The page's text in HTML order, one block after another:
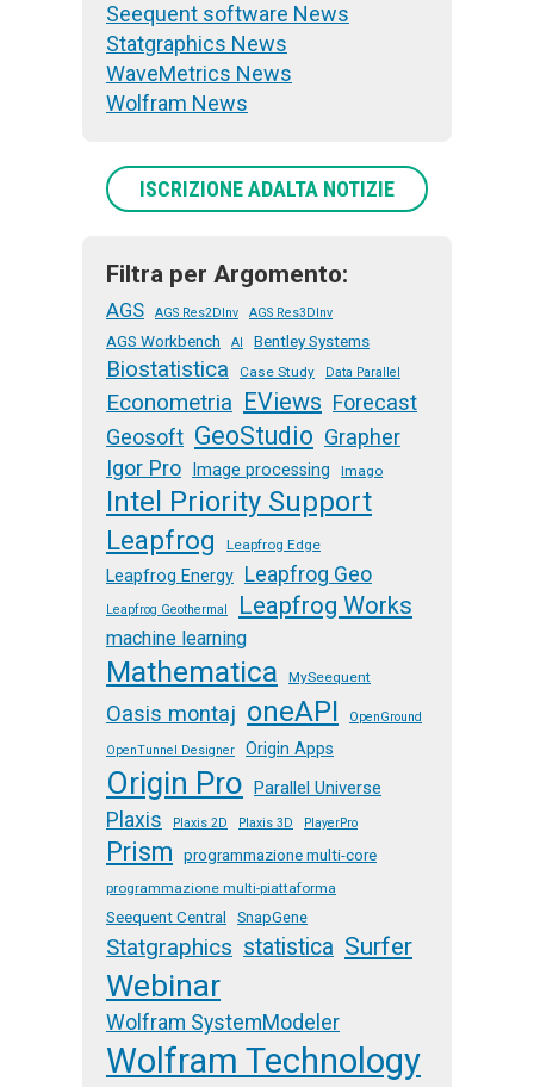
Seequent software News
Statgraphics News
WaveMetrics News
Wolfram News
ISCRIZIONE ADALTA NOTIZIE
Filtra per Argomento:
AGS AGS Res2DInv AGS Res3DInv
AGS Workbench AI Bentley Systems
Biostatistica Case Study Data Parallel
Econometria EViews Forecast
Geosoft GeoStudio Grapher
Igor Pro
Image processing Imago
Intel Priority Support
Leapfrog Leapfrog Edge
Leapfrog Energy Leapfrog Geo
Leapfrog Geothermal Leapfrog Works
machine learning
Mathematica MySeequent
Oasis montaj oneAPI OpenGround
OpenTunnel Designer Origin Apps
Origin Pro Parallel Universe
Plaxis Plaxis 2D Plaxis 3D PlayerPro
Prism programmazione multi-core
programmazione multi-piattaforma
Seequent Central SnapGene
Statgraphics statistica Surfer
Webinar
Wolfram SystemModeler
Wolfram Technology